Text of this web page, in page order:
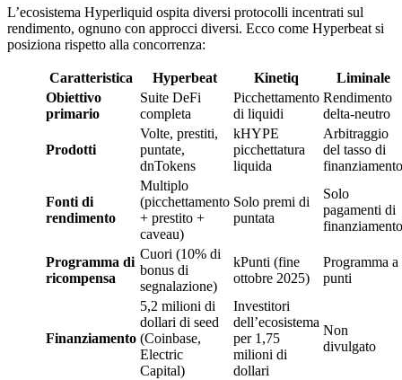
L’ecosistema Hyperliquid ospita diversi protocolli incentrati sul
rendimento, ognuno con approcci diversi. Ecco come Hyperbeat si
posiziona rispetto alla concorrenza:
Caratteristica Hyperbeat Kinetiq
Liminale
Obiettivo
primario
Suite DeFi
completa
Picchettamento
di liquidi
Rendimento
delta-neutro
Prodotti
Volte, prestiti,
puntate,
dnTokens
kHYPE
picchettatura
liquida
Arbitraggio
del tasso di
finanziamento
Fonti di
rendimento
Multiplo
(picchettamento
+ prestito +
caveau)
Solo premi di
puntata
Solo
pagamenti di
finanziamento
Programma di
ricompensa
Cuori (10% di
bonus di
segnalazione)
kPunti (fine
ottobre 2025)
Programma a
punti
Finanziamento
5,2 milioni di
dollari di seed
(Coinbase,
Electric
Capital)
Investitori
dell’ecosistema
per 1,75
milioni di
dollari
Non
divulgato